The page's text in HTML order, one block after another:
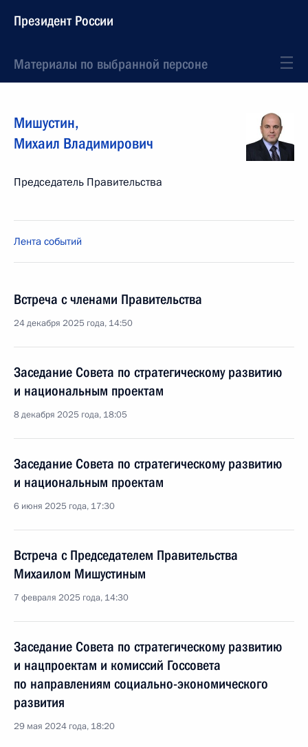
Президент России
Материалы по выбранной персоне
Мишустин,
Михаил Владимирович
Председатель Правительства
Лента событий
Встреча с членами Правительства
24 декабря 2025 года, 14:50
Заседание Совета по стратегическому развитию
и национальным проектам
8 декабря 2025 года, 18:05
Заседание Совета по стратегическому развитию
и национальным проектам
6 июня 2025 года, 17:30
Встреча с Председателем Правительства
Михаилом Мишустиным
7 февраля 2025 года, 14:30
Заседание Совета по стратегическому развитию
и нацпроектам и комиссий Госсовета
по направлениям социально-экономического
развития
29 мая 2024 года, 18:20